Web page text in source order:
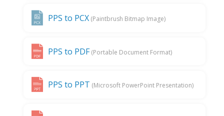
PPS to PCX (Paintbrush Bitmap Image)
PPS to PDF (Portable Document Format)
PPS to PPT (Microsoft PowerPoint Presentation)